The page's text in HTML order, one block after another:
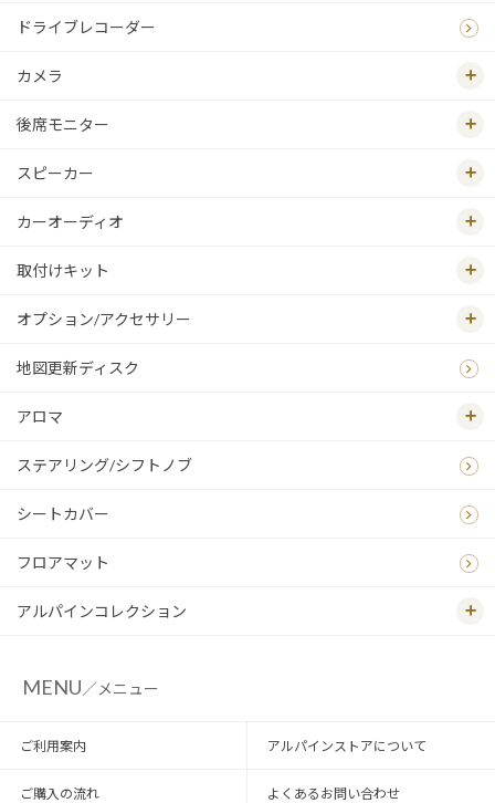
ドライブレコーダー
カメラ
後席モニター
スピーカー
カーオーディオ
取付けキット
オプション/アクセサリー
地図更新ディスク
アロマ
ステアリング/シフトノブ
シートカバー
フロアマット
アルパインコレクション
MENU／メニュー
ご利用案内 アルパインストアについて
ご購入の流れ よくあるお問い合わせ